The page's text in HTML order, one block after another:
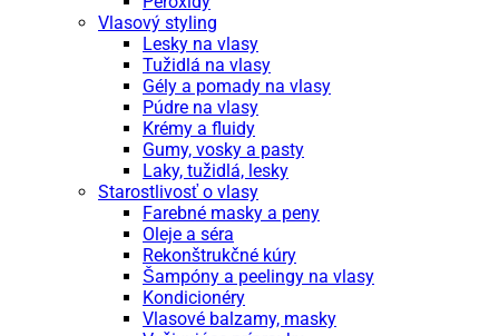
Vlasový styling
Lesky na vlasy
Tužidlá na vlasy
Gély a pomady na vlasy
Púdre na vlasy
Krémy a fluidy
Gumy, vosky a pasty
Laky, tužidlá, lesky
Starostlivosť o vlasy
Farebné masky a peny
Oleje a séra
Rekonštrukčné kúry
Šampóny a peelingy na vlasy
Kondicionéry
Vlasové balzamy, masky